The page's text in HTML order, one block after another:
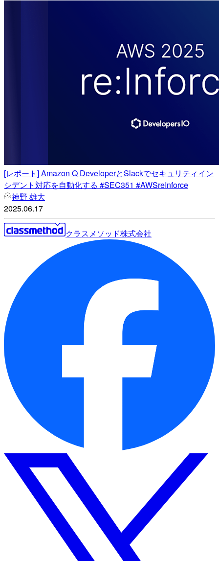
[レポート] Amazon Q DeveloperとSlackでセキュリティイン
シデント対応を自動化する #SEC351 #AWSreInforce
神野 雄大
2025.06.17
クラスメソッド株式会社